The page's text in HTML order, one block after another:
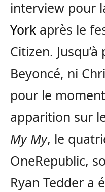
interview pour
York après le
Citizen.
Beyoncé, ni
pour le
apparition sur
My My, le
OneRepublic,
Ryan Tedder a